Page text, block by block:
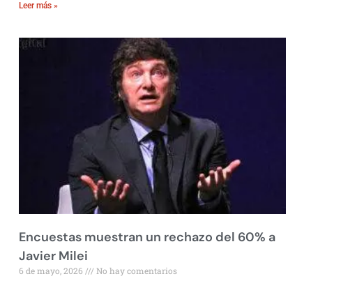
Leer más »
Encuestas muestran un rechazo del 60% a
Javier Milei
6 de mayo, 2026 No hay comentarios